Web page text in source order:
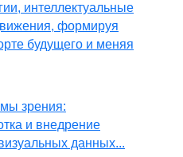
интеллектуальные
формируя
будущего и меняя
зрения:
и внедрение
данных...